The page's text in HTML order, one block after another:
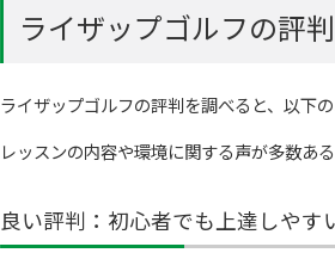
ライザップゴルフの評
ライザップゴルフの評判を調べると、以下
レッスンの内容や環境に関する声が多数あ
良い評判：初心者でも上達しやす